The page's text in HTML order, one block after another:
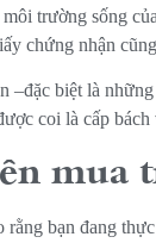
trường sống
chứng nhận
–đặc biệt là
coi là cấp
mua
bạn đang